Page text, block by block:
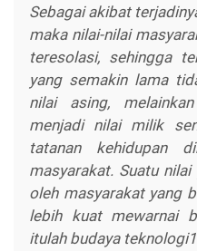
Sebagai akibat
maka nilai-nilai
teresolasi, sehingga
yang semakin lama
nilai asing,
menjadi nilai milik
tatanan kehidupan
masyarakat. Suatu
oleh masyarakat yang
lebih kuat mewarnai
itulah budaya